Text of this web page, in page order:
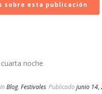
sobre esta publicación
In Blog, Festivales Publicado junio 14,